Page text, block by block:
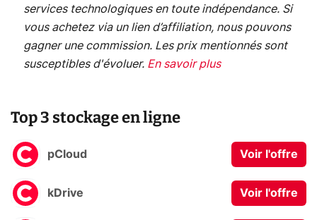
services technologiques en toute indépendance. Si
vous achetez via un lien d’affiliation, nous pouvons
gagner une commission. Les prix mentionnés sont
susceptibles d'évoluer. En savoir plus
Top 3 stockage en ligne
pCloud Voir l'offre
kDrive Voir l'offre